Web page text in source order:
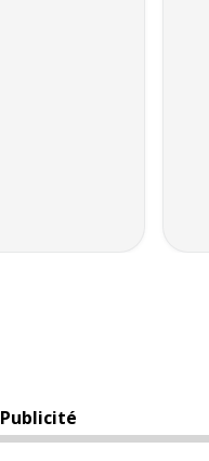
Publicité